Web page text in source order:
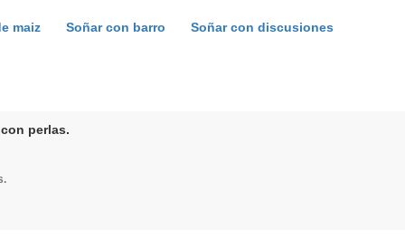
maiz Soñar con barro Soñar con discusiones
perlas.